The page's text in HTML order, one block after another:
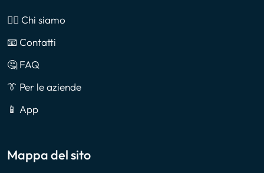
🙎‍♂️ Chi siamo
📧 Contatti
🤔 FAQ
👔 Per le aziende
📱 App
Mappa del sito